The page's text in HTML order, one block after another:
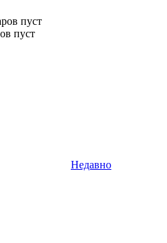
пуст
пуст
Недавно